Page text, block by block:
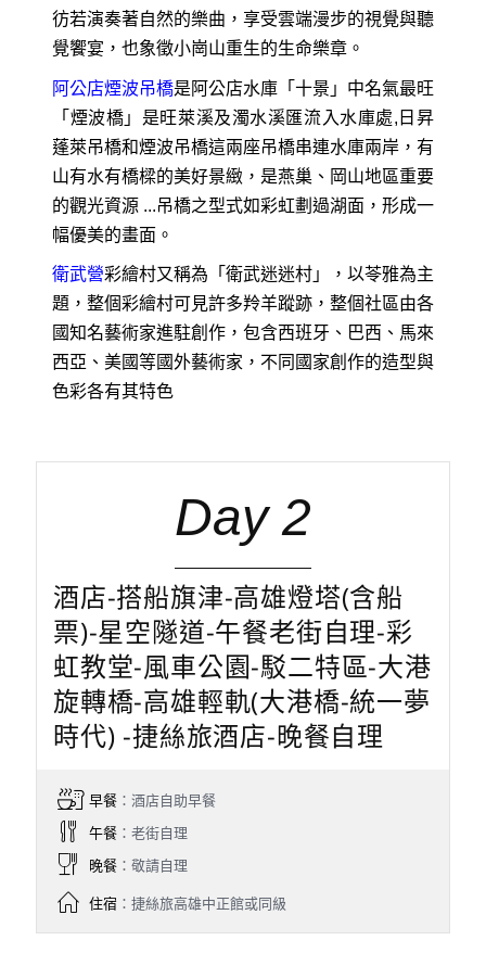
彷若演奏著自然的樂曲，享受雲端漫步的視覺與聽
覺饗宴，也象徵小崗山重生的生命樂章。
阿公店煙波吊橋是阿公店水庫「十景」中名氣最旺
「煙波橋」是旺萊溪及濁水溪匯流入水庫處,日昇
蓬萊吊橋和煙波吊橋這兩座吊橋串連水庫兩岸，有
山有水有橋樑的美好景緻，是燕巢、岡山地區重要
的觀光資源 ...吊橋之型式如彩虹劃過湖面，形成一
幅優美的畫面。
衛武營彩繪村又稱為「衛武迷迷村」，以苓雅為主
題，整個彩繪村可見許多羚羊蹤跡，整個社區由各
國知名藝術家進駐創作，包含西班牙、巴西、馬來
西亞、美國等國外藝術家，不同國家創作的造型與
色彩各有其特色
Day 2
酒店-搭船旗津-高雄燈塔(含船
票)-星空隧道-午餐老街自理-彩
虹教堂-風車公園-駁二特區-大港
旋轉橋-高雄輕軌(大港橋-統一夢
時代) -捷絲旅酒店-晚餐自理
早餐：酒店自助早餐
午餐：老街自理
晚餐：敬請自理
住宿：捷絲旅高雄中正館或同級